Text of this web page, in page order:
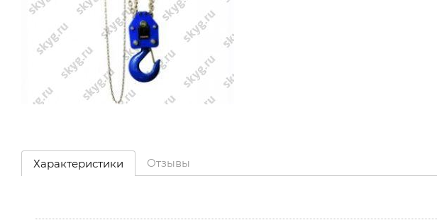
Характеристики Отзывы